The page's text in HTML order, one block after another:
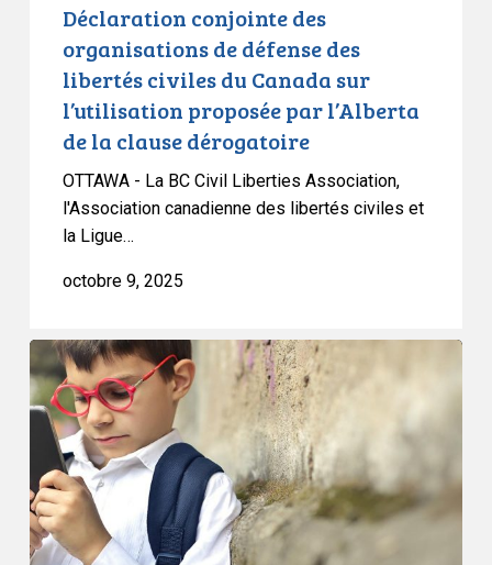
l’utilisation
proposée
l’Alberta
clause
dérogatoire
Déclaration conjointe des
organisations de défense des
libertés civiles du Canada sur
l’utilisation proposée par l’Alberta
de la clause dérogatoire
OTTAWA - La BC Civil Liberties Association,
l'Association canadienne des libertés civiles et
la Ligue…
octobre 9, 2025
L’ACLC
se
félicite
décision
de
la